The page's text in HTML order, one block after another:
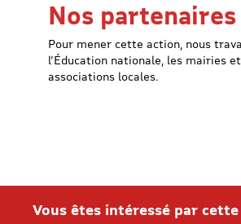
Nos partenaires
Pour mener cette action, nous
l’Éducation nationale, les mairies
associations locales.
Vous êtes intéressé par